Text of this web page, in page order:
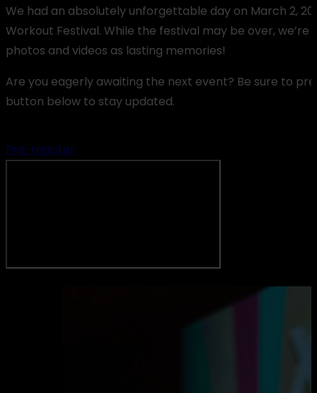
We had an absolutely unforgettable day on March 2,
Workout Festival. While the festival may be over,
photos and videos as lasting memories!
Are you eagerly awaiting the next event? Be sure to
button below to stay updated.
Pre-register